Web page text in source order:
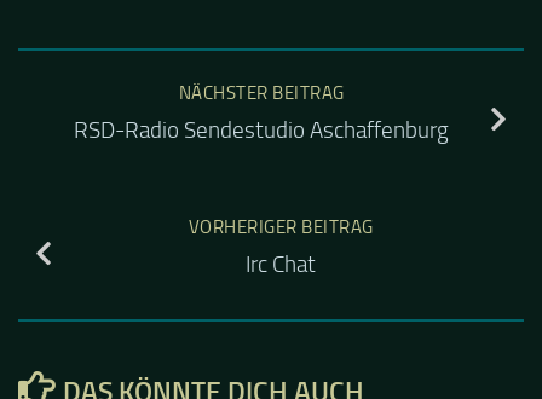
NÄCHSTER BEITRAG
RSD-Radio Sendestudio Aschaffenburg
VORHERIGER BEITRAG
Irc Chat